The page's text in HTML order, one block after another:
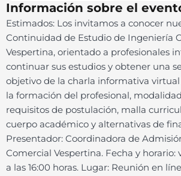
Información sobre el
Estimados: Los invitamos a conocer
Continuidad de Estudio de Ingeniería
Vespertina, orientado a profesionales
continuar sus estudios y obtener una
objetivo de la charla informativa virtual
la formación del profesional,
requisitos de postulación, malla
cuerpo académico y alternativas de
Presentador: Coordinadora de
Comercial Vespertina. Fecha y horario:
a las 16:00 horas. Lugar: Reunión en